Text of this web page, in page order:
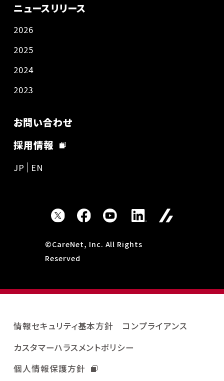
ニュースリリース
2026
2025
2024
2023
お問い合わせ
採用情報
JP EN
©CareNet, Inc. All Rights
Reserved
情報セキュリティ基本方針
コンプライアンス
カスタマーハラスメントポリシー
個人情報保護方針